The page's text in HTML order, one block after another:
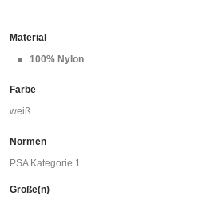
Material
100% Nylon
Farbe
weiß
Normen
PSA Kategorie 1
Größe(n)